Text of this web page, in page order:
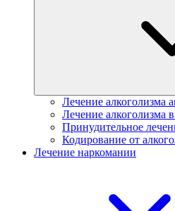
Лечение алкоголизма
Лечение алкоголизма
Принудительное
Кодирование от
Лечение наркомании